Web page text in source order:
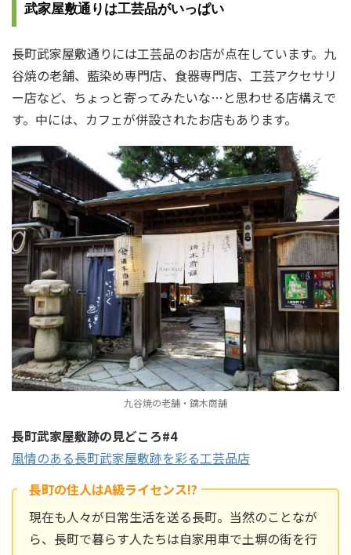
武家屋敷通りは工芸品がいっぱい
長町武家屋敷通りには工芸品のお店が点在しています。九
谷焼の老舗、藍染め専門店、食器専門店、工芸アクセサリ
ー店など、ちょっと寄ってみたいな…と思わせる店構えで
す。中には、カフェが併設されたお店もあります。
九谷焼の老舗・鏑木商舗
長町武家屋敷跡の見どころ#4
風情のある長町武家屋敷跡を彩る工芸品店
長町の住人はA級ライセンス!?
現在も人々が日常生活を送る長町。当然のことなが
ら、長町で暮らす人たちは自家用車で土塀の街を行